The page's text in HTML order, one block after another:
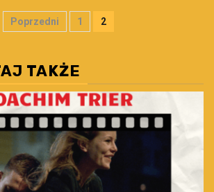
Stronicowanie
Poprzedni 1 2
TAKŻE